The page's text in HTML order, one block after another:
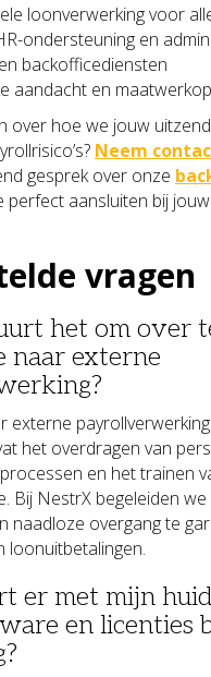
loonverwerking voor
ondersteuning en
backofficediensten
aandacht en
over hoe we jouw
Neem
gesprek over onze
perfect aansluiten bij
vragen
het om over
naar externe
externe
het overdragen van
en het trainen
Bij NestrX begeleiden
naadloze overgang te
loonuitbetalingen.
er met mijn
en licenties